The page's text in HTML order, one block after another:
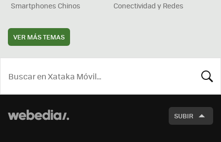
Smartphones Chinos
Conectividad y Redes
VER MÁS TEMAS
SUBIR